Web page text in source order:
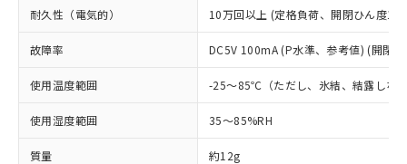
耐久性（電気的） 10万回以上 (定格負荷、開閉ひん度
故障率 DC5V 100mA (P水準、参考値) (開閉
使用温度範囲 -25～85℃（ただし、氷結、結露しな
使用湿度範囲 35～85%RH
質量 約12g
点は「
販売ネットワーク
」をご確認
在庫状況および標準価格結果を当社の
事前の承諾なく第三者に漏洩または開
示しないようお願いします。
マイパーツ機能（部品リスト作成サー
ビス）をご利用いただくには、I-Web
メンバーズにご登録されている必要が
部品在庫の切り替え状況などにより、予定
月が前後することがあります。
※2 環境保護使用期限
「ｅ」：有害物質（10物質）のすべてが基
「10」：通常の使用状況下において有害物
質が外部に漏えいし、環境に深刻な影響を
「－」：未確認です。当社販売部門へお問
使用いたしません。
当社は、貴社製品を第三者に販売する
場合は、上記1、2および3の内容を当
該第三者に通知します。また当社は、
法に輸出するおそれがある場合は、取
り引きをいたしません。
いては、お客様のお取引先、ま
たはお客様担当のオムロン制御
機器販売店・当社販売員にご確
白
受注生産機種、また在庫状況の
情報を公開していない機種